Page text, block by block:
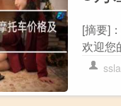
[摘要]
欢迎您